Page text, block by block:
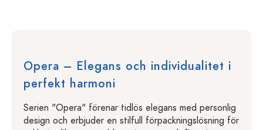
Opera – Elegans och individualitet i
perfekt harmoni
Serien "Opera" förenar tidlös elegans med personlig
design och erbjuder en stilfull förpackningslösning för